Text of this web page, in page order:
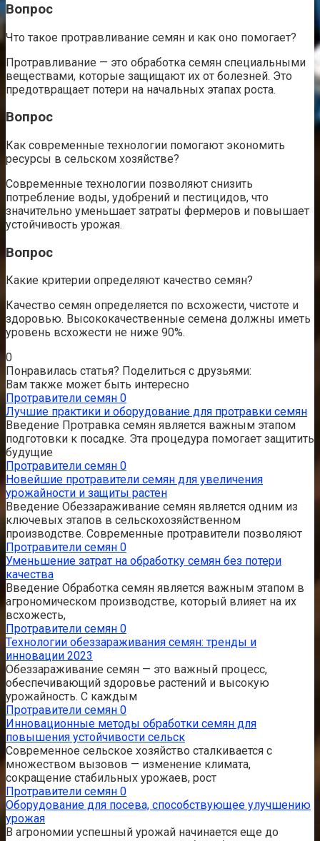
Вопрос
Что такое протравливание семян и как оно помогает?
Протравливание — это обработка семян специальными
веществами, которые защищают их от болезней. Это
предотвращает потери на начальных этапах роста.
Вопрос
Как современные технологии помогают экономить
ресурсы в сельском хозяйстве?
Современные технологии позволяют снизить
потребление воды, удобрений и пестицидов, что
значительно уменьшает затраты фермеров и повышает
устойчивость урожая.
Вопрос
Какие критерии определяют качество семян?
Качество семян определяется по всхожести, чистоте и
здоровью. Высококачественные семена должны иметь
уровень всхожести не ниже 90%.
0
Понравилась статья? Поделиться с друзьями:
Вам также может быть интересно
Протравители семян 0
Лучшие практики и оборудование для протравки семян
Введение Протравка семян является важным этапом
подготовки к посадке. Эта процедура помогает защитить
будущие
Протравители семян 0
Новейшие протравители семян для увеличения
урожайности и защиты растен
Введение Обеззараживание семян является одним из
ключевых этапов в сельскохозяйственном
производстве. Современные протравители позволяют
Протравители семян 0
Уменьшение затрат на обработку семян без потери
качества
Введение Обработка семян является важным этапом в
агрономическом производстве, который влияет на их
всхожесть,
Протравители семян 0
Технологии обеззараживания семян: тренды и
инновации 2023
Обеззараживание семян — это важный процесс,
обеспечивающий здоровье растений и высокую
урожайность. С каждым
Протравители семян 0
Инновационные методы обработки семян для
повышения устойчивости сельск
Современное сельское хозяйство сталкивается с
множеством вызовов — изменение климата,
сокращение стабильных урожаев, рост
Протравители семян 0
Оборудование для посева, способствующее улучшению
урожая
В агрономии успешный урожай начинается еще до